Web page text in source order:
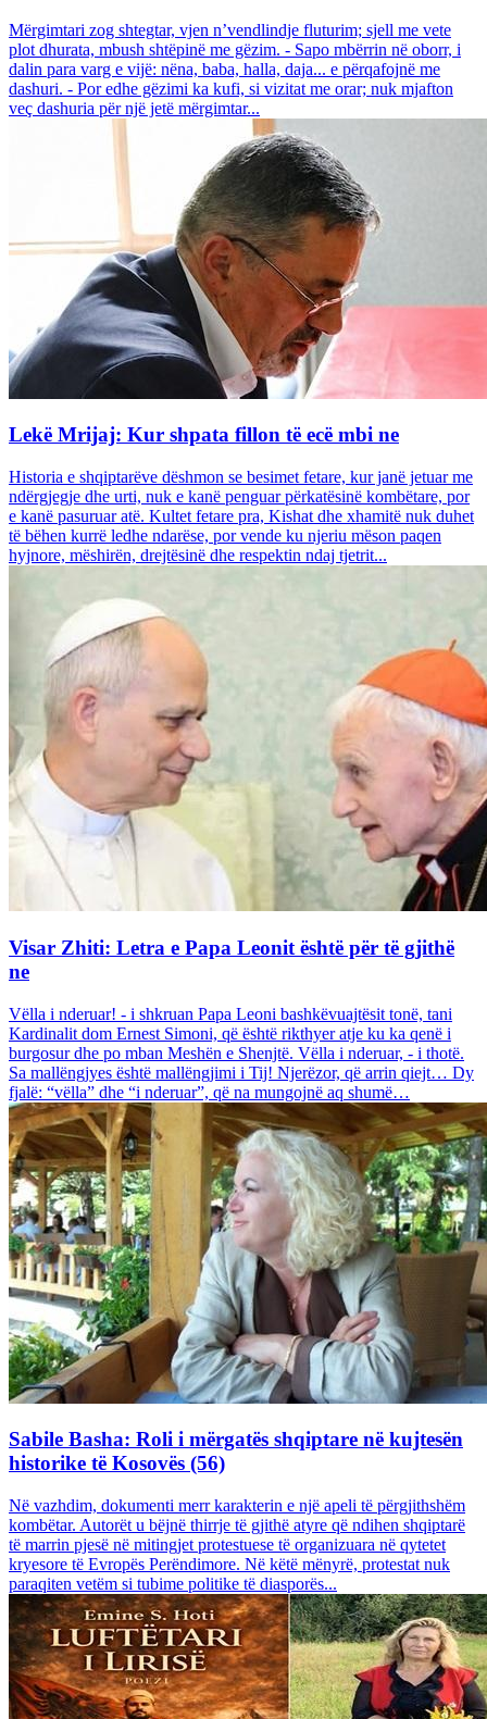
Mërgimtari zog shtegtar, vjen n’vendlindje fluturim; sjell me vete
plot dhurata, mbush shtëpinë me gëzim. - Sapo mbërrin në oborr, i
dalin para varg e vijë: nëna, baba, halla, daja... e përqafojnë me
dashuri. - Por edhe gëzimi ka kufi, si vizitat me orar; nuk mjafton
veç dashuria për një jetë mërgimtar...
Lekë Mrijaj: Kur shpata fillon të ecë mbi ne
Historia e shqiptarëve dëshmon se besimet fetare, kur janë jetuar me
ndërgjegje dhe urti, nuk e kanë penguar përkatësinë kombëtare, por
e kanë pasuruar atë. Kultet fetare pra, Kishat dhe xhamitë nuk duhet
të bëhen kurrë ledhe ndarëse, por vende ku njeriu mëson paqen
hyjnore, mëshirën, drejtësinë dhe respektin ndaj tjetrit...
Visar Zhiti: Letra e Papa Leonit është për të gjithë
ne
Vëlla i nderuar! - i shkruan Papa Leoni bashkëvuajtësit tonë, tani
Kardinalit dom Ernest Simoni, që është rikthyer atje ku ka qenë i
burgosur dhe po mban Meshën e Shenjtë. Vëlla i nderuar, - i thotë.
Sa mallëngjyes është mallëngjimi i Tij! Njerëzor, që arrin qiejt… Dy
fjalë: “vëlla” dhe “i nderuar”, që na mungojnë aq shumë…
Sabile Basha: Roli i mërgatës shqiptare në kujtesën
historike të Kosovës (56)
Në vazhdim, dokumenti merr karakterin e një apeli të përgjithshëm
kombëtar. Autorët u bëjnë thirrje të gjithë atyre që ndihen shqiptarë
të marrin pjesë në mitingjet protestuese të organizuara në qytetet
kryesore të Evropës Perëndimore. Në këtë mënyrë, protestat nuk
paraqiten vetëm si tubime politike të diasporës...